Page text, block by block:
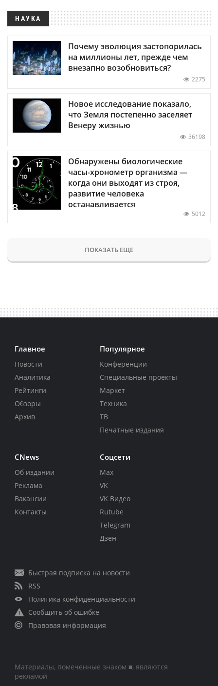
НАУКА
Почему эволюция застопорилась
на миллионы лет, прежде чем
внезапно возобновиться?
2275
Новое исследование показало,
что Земля постепенно заселяет
Венеру жизнью
36198
Обнаружены биологические
часы-хронометр организма —
когда они выходят из строя,
развитие человека
останавливается
5012
ПОКАЗАТЬ ЕЩЕ
Главное
Новости
Аналитика
Рейтинги
Обзоры
Архив
Популярное
Конференции
Специальные проекты
Маркет
Техника
ТВ
Печатные издания
CNews
Об издании
Реклама
Вакансии
Контакты
Соцсети
Max
VK
VK Видео
Rutube
Telegram
Дзен
Быстрая подписка на новости
RSS
Политика конфиденциальности
Сообщить об ошибке
Правовая информация
Материалы, помеченные знаком ■, являются
рекламой